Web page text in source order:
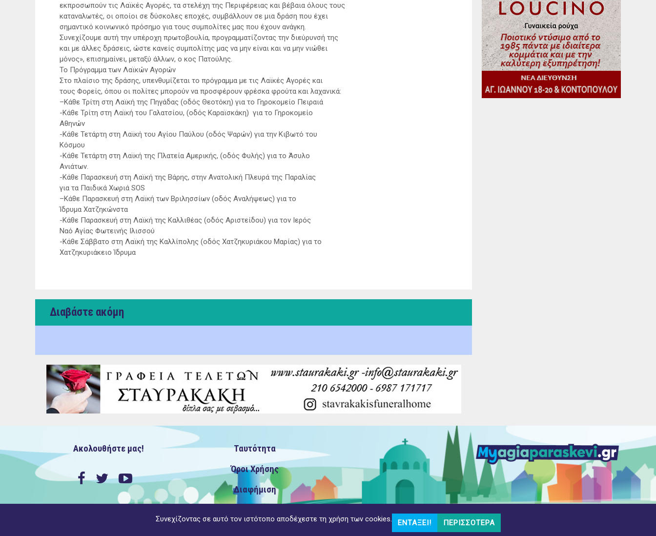
εκπροσωπούν τις Λαϊκές Αγορές, τα στελέχη της Περιφέρειας και βέβαια όλους τους
καταναλωτές, οι οποίοι σε δύσκολες εποχές, συμβάλλουν σε μια δράση που έχει
σημαντικό κοινωνικό πρόσημο για τους συμπολίτες μας που έχουν ανάγκη.
Συνεχίζουμε αυτή την υπέροχη πρωτοβουλία, προγραμματίζοντας την διεύρυνσή της
και με άλλες δράσεις, ώστε κανείς συμπολίτης μας να μην είναι και να μην νιώθει
μόνος», επισημαίνει, μεταξύ άλλων, ο κος Πατούλης.
Το Πρόγραμμα των Λαϊκών Αγορών
Στο πλαίσιο της δράσης, υπενθυμίζεται το πρόγραμμα με τις Λαϊκές Αγορές και
τους Φορείς, όπου οι πολίτες μπορούν να προσφέρουν φρέσκα φρούτα και λαχανικά:
–Κάθε Τρίτη στη Λαϊκή της Πηγάδας (οδός Θεοτόκη) για το Γηροκομείο Πειραιά
-Κάθε Τρίτη στη Λαϊκή του Γαλατσίου, (οδός Καραϊσκάκη) για το Γηροκομείο
Αθηνών
-Κάθε Τετάρτη στη Λαϊκή του Αγίου Παύλου (οδός Ψαρών) για την Κιβωτό του
Κόσμου
-Κάθε Τετάρτη στη Λαϊκή της Πλατεία Αμερικής, (οδός Φυλής) για το Άσυλο
Ανιάτων.
-Κάθε Παρασκευή στη Λαϊκή της Βάρης, στην Ανατολική Πλευρά της Παραλίας
για τα Παιδικά Χωριά SOS
–Κάθε Παρασκευή στη Λαϊκή των Βριλησσίων (οδός Αναλήψεως) για το
Ίδρυμα Χατζηκώνστα
-Κάθε Παρασκευή στη Λαϊκή της Καλλιθέας (οδός Αριστείδου) για τον Ιερός
Ναό Αγίας Φωτεινής Ιλισσού
-Κάθε Σάββατο στη Λαϊκή της Καλλίπολης (οδός Χατζηκυριάκου Μαρίας) για το
Χατζηκυριάκειο Ίδρυμα
Διαβάστε ακόμη
Ακολουθήστε μας!
Ταυτότητα
Όροι Χρήσης
Διαφήμιση
Υλοποίηση
Συνεχίζοντας σε αυτό τον ιστότοπο αποδέχεστε τη χρήση των cookies. ΕΝΤΆΞΕΙ! ΠΕΡΙΣΣΌΤΕΡΑ